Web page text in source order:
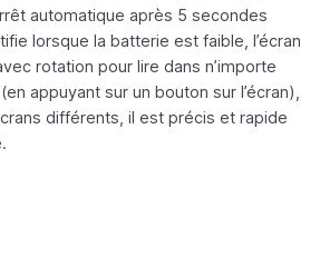
automatique après 5 secondes
lorsque la batterie est faible, l’écran
rotation pour lire dans n’importe
appuyant sur un bouton sur l’écran),
différents, il est précis et rapide